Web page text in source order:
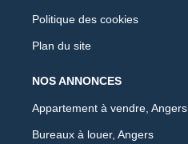
Politique des cookies
Plan du site
NOS ANNONCES
Appartement à vendre, Angers
Bureaux à louer, Angers